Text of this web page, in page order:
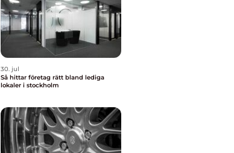
30. jul
Så hittar företag rätt bland lediga
lokaler i stockholm